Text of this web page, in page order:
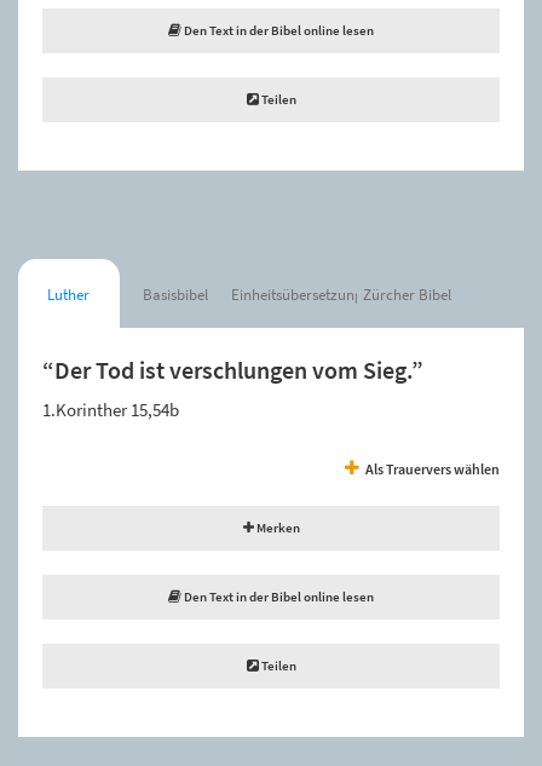
Den Text in der Bibel online lesen
Teilen
Luther Basisbibel Einheitsübersetzung Zürcher Bibel
“Der Tod ist verschlungen vom Sieg.”
1.Korinther 15,54b
Als Trauervers wählen
Merken
Den Text in der Bibel online lesen
Teilen